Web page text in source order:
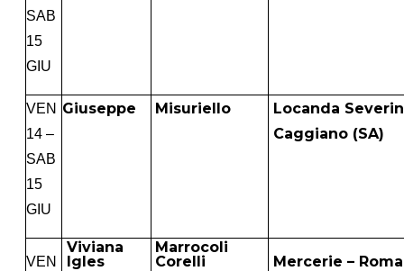
SAB
15
GIU
VEN
14 –
SAB
15
GIU
Giuseppe Misuriello
Locanda
Caggiano (SA)
VEN
Viviana
Igles
Marrocoli
Corelli
Mercerie – Roma